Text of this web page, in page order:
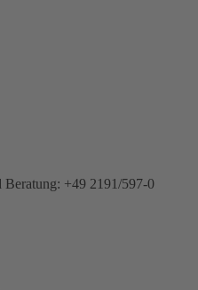
Beratung: +49 2191/597-0